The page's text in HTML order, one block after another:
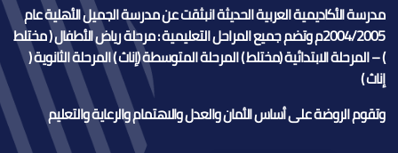
مدرسة الأكاديمية العربية الحديثة انبثقت عن مدرسة الجميل الأهلية عام
2004/2005م وتضم جميع المراحل التعليمية : مرحلة رياض الأطفال ( مختلط
) – المرحلة الابتدائية (مختلط ) المرحلة المتوسطة (إناث ) المرحلة الثانوية (
إناث )
وتقوم الروضة على أساس الأمان والعدل والاهتمام والرعاية والتعليم